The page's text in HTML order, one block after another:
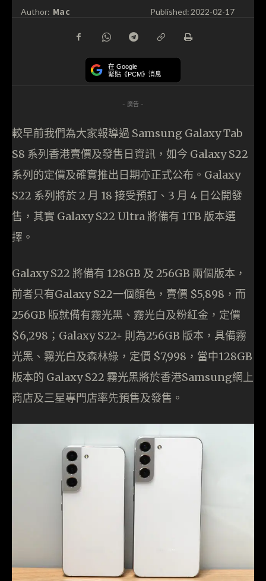
Author: Mac Published: 2022-02-17
在 Google
緊貼《PCM》消息
- 廣告 -
較早前我們為大家報導過 Samsung Galaxy Tab
S8 系列香港賣價及發售日資訊，如今 Galaxy S22
系列的定價及確實推出日期亦正式公布。Galaxy
S22 系列將於 2 月 18 接受預訂、3 月 4 日公開發
售，其實 Galaxy S22 Ultra 將備有 1TB 版本選
擇。
Galaxy S22 將備有 128GB 及 256GB 兩個版本，
前者只有Galaxy S22一個顏色，賣價 $5,898，而
256GB 版就備有霧光黑、霧光白及粉紅金，定價
$6,298；Galaxy S22+ 則為256GB 版本，具備霧
光黑、霧光白及森林綠，定價 $7,998，當中128GB
版本的 Galaxy S22 霧光黑將於香港Samsung網上
商店及三星專門店率先預售及發售。